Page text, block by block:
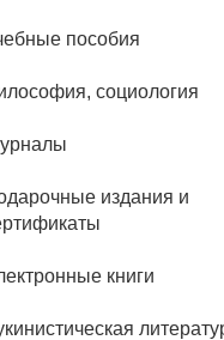
пособия
социология
издания и
книги